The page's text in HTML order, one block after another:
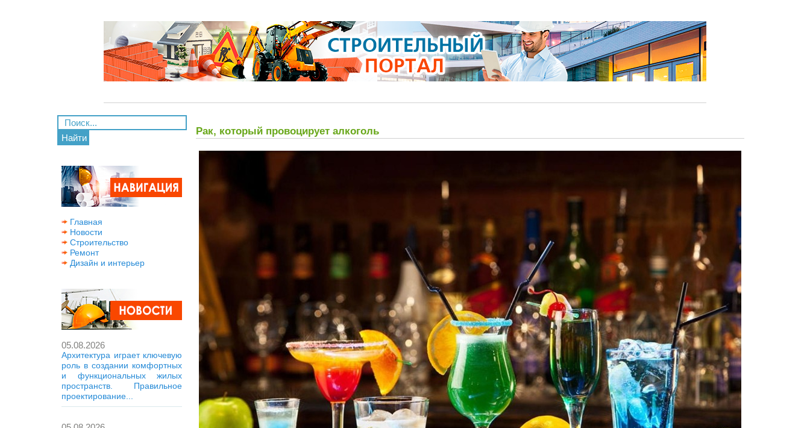
Найти
Главная
Новости
Строительство
Ремонт
Дизайн и интерьер
05.08.2026
Архитектура играет ключевую
роль в создании комфортных
и функциональных жилых
пространств. Правильное
проектирование...
Рак, который провоцирует алкоголь